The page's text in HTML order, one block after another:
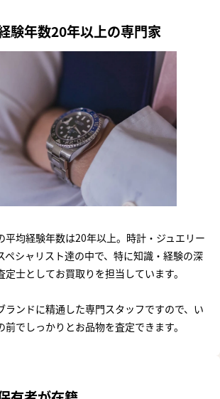
験年数20年以上の専門家
平均経験年数は20年以上。時計・ジュエリー
ペシャリスト達の中で、特に知識・経験の深
士としてお買取りを担当しています。
ランドに精通した専門スタッフですので、い
でしっかりとお品物を査定できます。